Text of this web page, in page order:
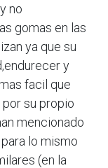
no
gomas en las
ya que su
y
facil que
su propio
mencionado
lo mismo
(en la